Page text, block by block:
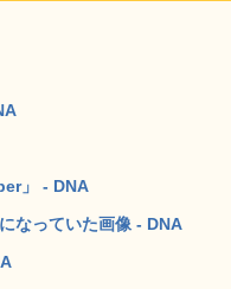
」 - DNA
なっていた画像 - DNA